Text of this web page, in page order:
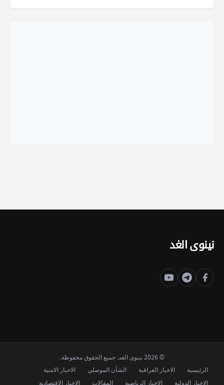
نينوى الغد
© 2026 نينوى الغد. جميع الحقوق محفوظة.
الرئيسية الاخبار العراقية الشأن الموصلي
الاخبار الامنية
الاخبار الدولية
الاخبار الرياضية المقالات الاخبار الاقتصادية